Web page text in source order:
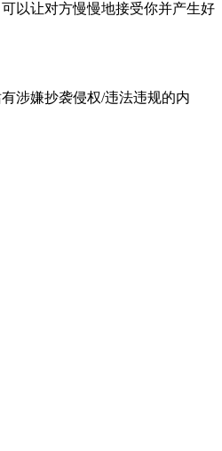
以让对方慢慢地接受你并产生好
涉嫌抄袭侵权/违法违规的内